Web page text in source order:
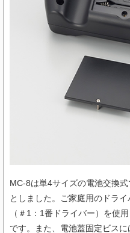
MC-8は単4サイズの電池交換式
としました。ご家庭用のドラ
（＃1：1番ドライバー）を使
です。また、電池蓋固定ビス